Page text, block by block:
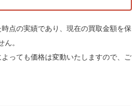
点の実績であり、現在の買取金額を保
。
っても価格は変動いたしますので、ご